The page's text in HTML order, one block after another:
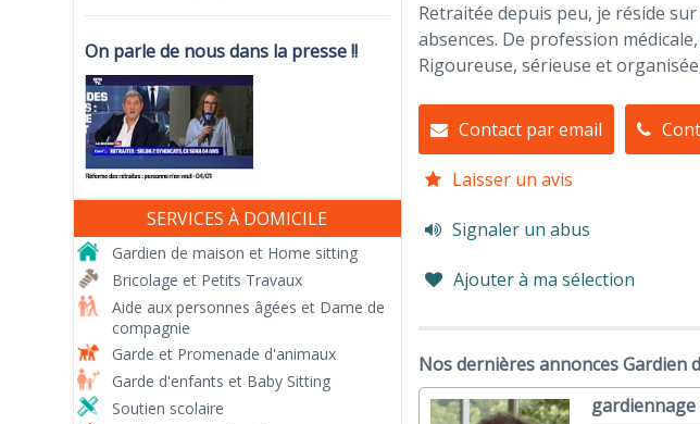
Retraitée depuis peu, je réside
absences. De profession
Rigoureuse, sérieuse et
Contact par email
Laisser un avis
Signaler un abus
Ajouter à ma sélection
Nos dernières annonces Gardien
On parle de nous dans la presse !!
SERVICES À DOMICILE
Gardien de maison et Home sitting
Bricolage et Petits Travaux
Aide aux personnes âgées et Dame de
compagnie
Garde et Promenade d'animaux
Garde d'enfants et Baby Sitting
Soutien scolaire